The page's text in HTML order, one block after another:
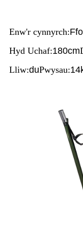
Enw'r cynnyrch:
Hyd Uchaf:180cm
Lliw:duPwysau: